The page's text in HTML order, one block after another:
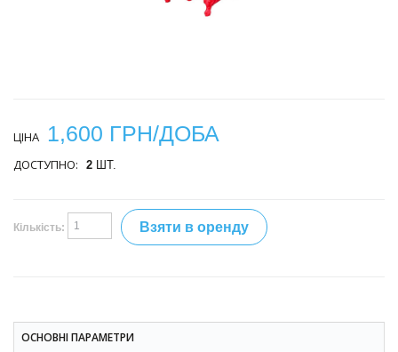
ЦІНА 1,600 ГРН/ДОБА
ДОСТУПНО: 2 ШТ.
Кількість: Взяти в оренду
ОСНОВНІ ПАРАМЕТРИ